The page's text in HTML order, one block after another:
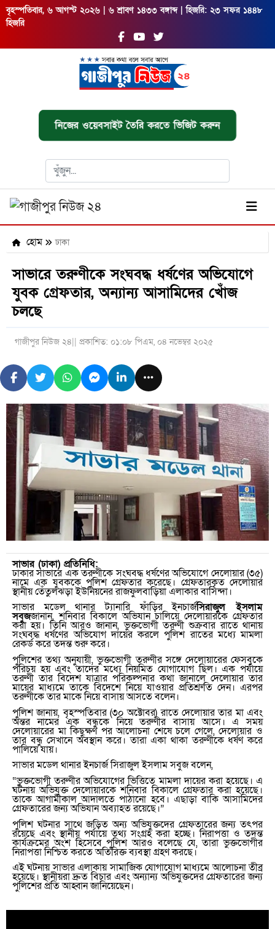
বৃহস্পতিবার, ৬ আগস্ট ২০২৬ | ৬ শ্রাবণ ১৪৩৩ বঙ্গাব্দ | হিজরি: ২৩ সফর ১৪৪৮
হিজরি
নিজের ওয়েবসাইট তৈরি করতে ভিজিট করুন
হোম ঢাকা
সাভারে তরুণীকে সংঘবদ্ধ ধর্ষণের অভিযোগে
যুবক গ্রেফতার, অন্যান্য আসামিদের খোঁজ
চলছে
গাজীপুর নিউজ ২৪ || প্রকাশিত: ০১:০৮ পিএম, ০৪ নভেম্বর ২০২৫
সাভার (ঢাকা) প্রতিনিধি:
ঢাকার সাভারে এক তরুণীকে সংঘবদ্ধ ধর্ষণের অভিযোগে দেলোয়ার (৩৫)
নামে এক যুবককে পুলিশ গ্রেফতার করেছে। গ্রেফতারকৃত দেলোয়ার
স্থানীয় তেঁতুলঝড়া ইউনিয়নের রাজফুলবাড়িয়া এলাকার বাসিন্দা।
সাভার মডেল থানার ট্যানারি ফাঁড়ির ইনচার্জসিরাজুল ইসলাম
সবুজজানান,শনিবার বিকালে অভিযান চালিয়ে দেলোয়ারকে গ্রেফতার
করা হয়। তিনি আরও জানান,ভুক্তভোগী তরুণী শুক্রবার রাতে থানায়
সংঘবদ্ধ ধর্ষণের অভিযোগ দায়ের করলে পুলিশ রাতের মধ্যে মামলা
রেকর্ড করে তদন্ত শুরু করে।
পুলিশের তথ্য অনুযায়ী,ভুক্তভোগী তরুণীর সঙ্গে দেলোয়ারের ফেসবুকে
পরিচয় হয় এবং তাদের মধ্যে নিয়মিত যোগাযোগ ছিল। এক পর্যায়ে
তরুণী তার বিদেশ যাত্রার পরিকল্পনার কথা জানালে দেলোয়ার তার
মায়ের মাধ্যমে তাকে বিদেশে নিয়ে যাওয়ার প্রতিশ্রুতি দেন। এরপর
তরুণীকে তার মাকে নিয়ে বাসায় আসতে বলেন।
পুলিশ জানায়,বৃহস্পতিবার (৩০ অক্টোবর) রাতে দেলোয়ার তার মা এবং
অন্তর নামের এক বন্ধুকে নিয়ে তরুণীর বাসায় আসে। এ সময়
দেলোয়ারের মা কিছুক্ষণ পর আলোচনা শেষে চলে গেলে,দেলোয়ার ও
তার বন্ধু সেখানে অবস্থান করে। তারা একা থাকা তরুণীকে ধর্ষণ করে
পালিয়ে যায়।
সাভার মডেল থানার ইনচার্জ সিরাজুল ইসলাম সবুজ বলেন,
“ভুক্তভোগী তরুণীর অভিযোগের ভিত্তিতে মামলা দায়ের করা হয়েছে। এ
ঘটনায় অভিযুক্ত দেলোয়ারকে শনিবার বিকালে গ্রেফতার করা হয়েছে।
তাকে আগামীকাল আদালতে পাঠানো হবে। এছাড়া বাকি আসামিদের
গ্রেফতারের জন্য অভিযান অব্যাহত রয়েছে।”
পুলিশ ঘটনার সাথে জড়িত অন্য অভিযুক্তদের গ্রেফতারের জন্য তৎপর
রয়েছে এবং স্থানীয় পর্যায়ে তথ্য সংগ্রহ করা হচ্ছে। নিরাপত্তা ও তদন্ত
কার্যক্রমের অংশ হিসেবে পুলিশ আরও বলেছে যে,তারা ভুক্তভোগীর
নিরাপত্তা নিশ্চিত করতে অতিরিক্ত ব্যবস্থা গ্রহণ করছে।
এই ঘটনায় সাভার এলাকায় সামাজিক যোগাযোগ মাধ্যমে আলোচনা তীব্র
হয়েছে। স্থানীয়রা দ্রুত বিচার এবং অন্যান্য অভিযুক্তদের গ্রেফতারের জন্য
পুলিশের প্রতি আহ্বান জানিয়েছেন।